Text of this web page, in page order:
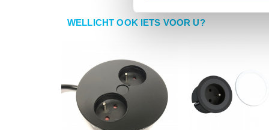
WELLICHT OOK IETS VOOR U?